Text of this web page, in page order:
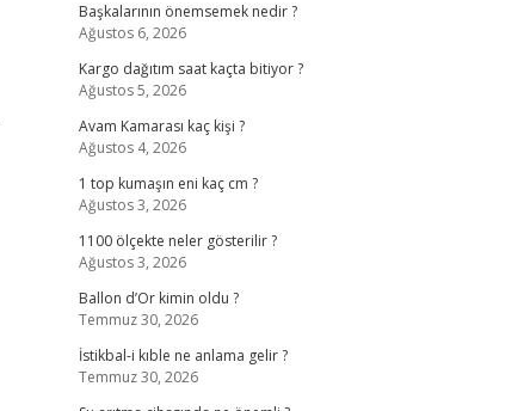
Başkalarının önemsemek nedir ?
Ağustos 6, 2026
Kargo dağıtım saat kaçta bitiyor ?
Ağustos 5, 2026
Avam Kamarası kaç kişi ?
Ağustos 4, 2026
1 top kumaşın eni kaç cm ?
Ağustos 3, 2026
1100 ölçekte neler gösterilir ?
Ağustos 3, 2026
Ballon d’Or kimin oldu ?
Temmuz 30, 2026
İstikbal-i kıble ne anlama gelir ?
Temmuz 30, 2026